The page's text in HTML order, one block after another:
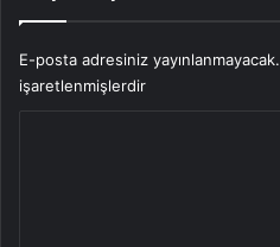
E-posta adresiniz yayınlanmayacak.
işaretlenmişlerdir